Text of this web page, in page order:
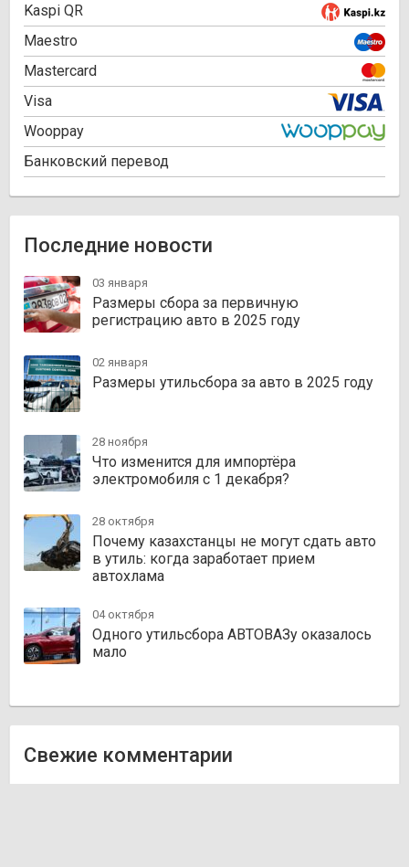
Kaspi QR
Maestro
Mastercard
Visa
Wooppay
Банковский перевод
Последние новости
03 января
Размеры сбора за первичную
регистрацию авто в 2025 году
02 января
Размеры утильсбора за авто в 2025 году
28 ноября
Что изменится для импортёра
электромобиля с 1 декабря?
28 октября
Почему казахстанцы не могут сдать авто
в утиль: когда заработает прием
автохлама
04 октября
Одного утильсбора АВТОВАЗу оказалось
мало
Свежие комментарии